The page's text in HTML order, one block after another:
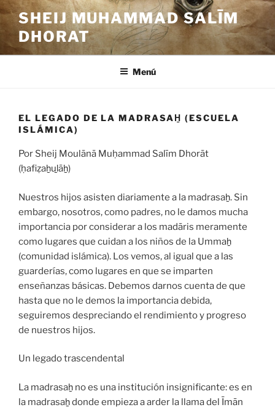
Saltar
al
contenido
SHEIJ MUHAMMAD SALĪM
DHORAT
Menú
EL LEGADO DE LA MADRASAH̱ (ESCUELA I
SLÁMICA)
Por Sheij Moulānā Muḥammad Salīm Dhorāt
(ḥafiẓaẖuḻāẖ)
Nuestros hijos asisten diariamente a la madrasaẖ. Sin
embargo, nosotros, como padres, no le damos mucha
importancia por considerar a los madāris meramente
como lugares que cuidan a los niños de la Ummaẖ
(comunidad islámica). Los vemos, al igual que a las
guarderías, como lugares en que se imparten
enseñanzas básicas. Debemos darnos cuenta de que
hasta que no le demos la importancia debida,
seguiremos despreciando el rendimiento y progreso
de nuestros hijos.
Un legado trascendental
La madrasaẖ no es una institución insignificante: es en
la madrasaẖ donde empieza a arder la llama del Īmān